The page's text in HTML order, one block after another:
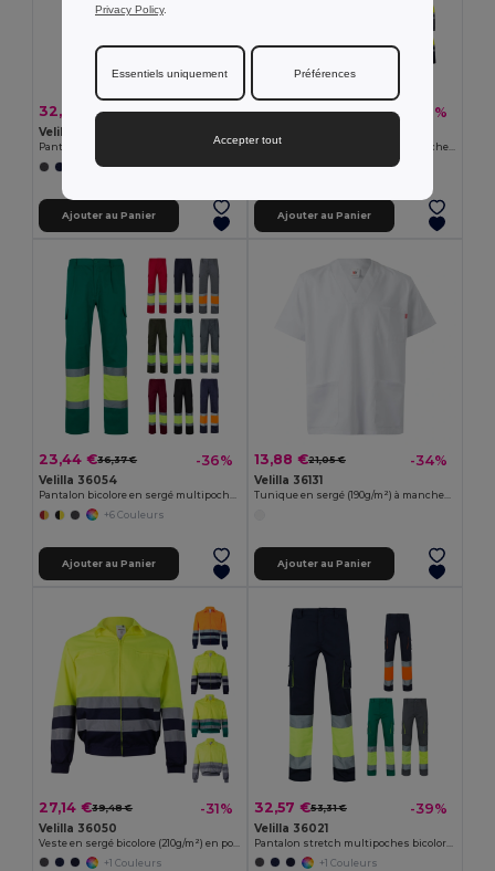
32,57 € 55,69 € -42%
Velilla 36087
Pantalon stretch multipoches bicolore (240g/m²), en coton (46%), EME (38%) et polyester (16%)
+1 Couleurs
Ajouter au Panier
22,57 €36,85 € -39%
Polo piqué bicolore (150g/m²) à manches longues, en coton (55%) et polyester (45%)
+1 Couleurs
Ajouter au Panier
23,44 €36,37 € -36%
Velilla 36054
Pantalon bicolore en sergé multipoches (210g/m²), en coton (20%) et polyester (80%)
+6 Couleurs
Ajouter au Panier
13,88 €21,05 € -34%
Velilla 36131
Tunique en sergé (190g/m²) à manches courtes, en polyester (65%) et coton (35%)
Ajouter au Panier
27,14 €39,48 € -31%
Velilla 36050
Veste en sergé bicolore (210g/m²) en polyester (80%) et coton (20%)
+1 Couleurs
32,57 €53,31 € -39%
Velilla 36021
Pantalon stretch multipoches bicolore (240g/m²), en coton (46%), EME (38%) et polyester (16%)
+1 Couleurs
Privacy Policy.
Essentiels uniquement Préférences
Accepter tout